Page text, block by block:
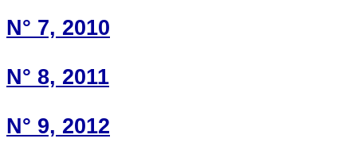
N° 7, 2010
N° 8, 2011
N° 9, 2012